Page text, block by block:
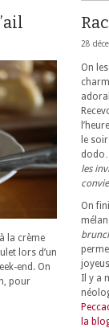
la crème
lors d’un
end. On
pour
28
On
le
les
On
Il y a
la